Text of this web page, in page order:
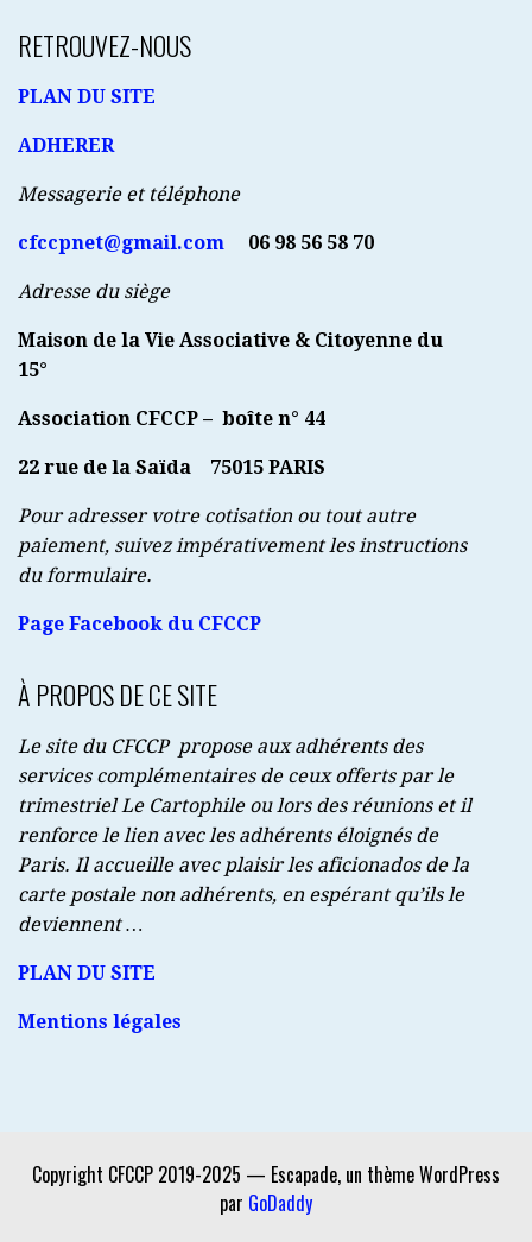
RETROUVEZ-NOUS
PLAN DU SITE
ADHERER
Messagerie et téléphone
cfccpnet@gmail.com 06 98 56 58 70
Adresse du siège
Maison de la Vie Associative & Citoyenne du
15°
Association CFCCP – boîte n° 44
22 rue de la Saïda 75015 PARIS
Pour adresser votre cotisation ou tout autre
paiement, suivez impérativement les instructions
du formulaire.
Page Facebook du CFCCP
À PROPOS DE CE SITE
Le site du CFCCP propose aux adhérents des
services complémentaires de ceux offerts par le
trimestriel Le Cartophile ou lors des réunions et il
renforce le lien avec les adhérents éloignés de
Paris. Il accueille avec plaisir les aficionados de la
carte postale non adhérents, en espérant qu’ils le
deviennent …
PLAN DU SITE
Mentions légales
Copyright CFCCP 2019-2025 — Escapade, un thème WordPress
par GoDaddy